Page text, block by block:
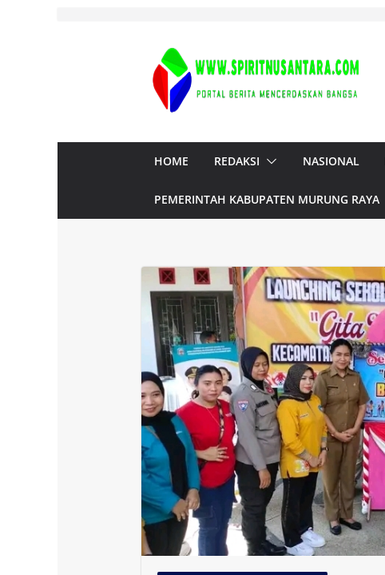
HOME REDAKSI NASIONAL
PEMERINTAH KABUPATEN MURUNG RAYA